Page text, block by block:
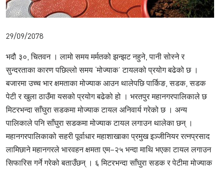
29/09/2078
भदौ ३०, चितवन । लामो समय मर्मतको झन्झट नहुने, पानी सोस्ने र
सुन्दरताका कारण पछिल्लो समय ‘मोज्याक’ टायलको प्रयोग बढेको छ ।
बजारमा उच्च भार क्षमताका मोज्याक आउन थालेपछि पार्किङ, सडक, सडक
पेटी र खुला ठाउँमा यसको प्रयोग बढेको हो । भरतपुर महानगरपालिकाले छ
मिटरभन्दा साँघुरा सडकमा मोज्याक टायल अनिवार्य गरेको छ । अन्य
पालिकाले पनि साँघुरा सडकमा मोज्याक टायल लगाउन थालेका छन् ।
महानगरपालिकाको सहरी पूर्वाधार महाशाखाका प्रमुख इञ्जीनियर रत्नप्रसाद
लामिछाने महानगरले भारवहन क्षमता एम–२५ भन्दा माथि भएका टायल लगाउन
सिफारिस गर्ने गरेको बताउँछन् । ६ मिटरभन्दा साँघुरा सडक र पेटीमा मोज्याक